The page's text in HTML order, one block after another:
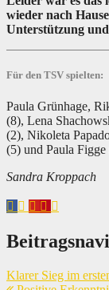
wieder nach
Unterstützung
Für den TSV spielten:
Paula Grünhage,
(8), Lena
(2), Nikoleta
(5) und Paula Figge
Sandra Kroppach
Klarer Sieg im